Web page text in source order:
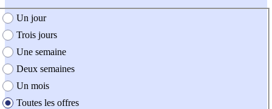
création de l'offre
Un jour
Trois jours
Une semaine
Deux semaines
Un mois
Toutes les offres